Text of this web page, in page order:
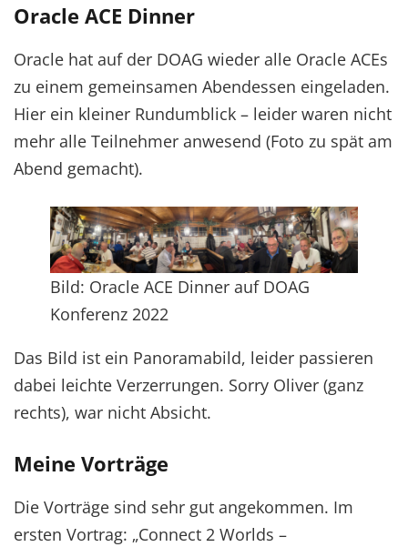
Oracle ACE Dinner
Oracle hat auf der DOAG wieder alle Oracle ACEs
zu einem gemeinsamen Abendessen eingeladen.
Hier ein kleiner Rundumblick – leider waren nicht
mehr alle Teilnehmer anwesend (Foto zu spät am
Abend gemacht).
Bild: Oracle ACE Dinner auf DOAG
Konferenz 2022
Das Bild ist ein Panoramabild, leider passieren
dabei leichte Verzerrungen. Sorry Oliver (ganz
rechts), war nicht Absicht.
Meine Vorträge
Die Vorträge sind sehr gut angekommen. Im
ersten Vortrag: „Connect 2 Worlds –